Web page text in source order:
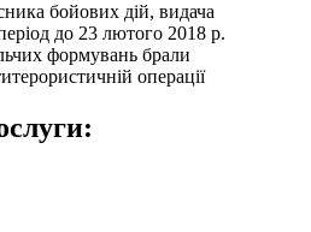
бойових дій, видача
до 23 лютого 2018 р.
формувань брали
операції